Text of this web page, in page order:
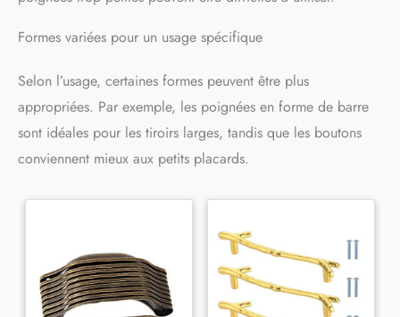
Formes variées pour un usage spécifique
Selon l’usage, certaines formes peuvent être plus
appropriées. Par exemple, les poignées en forme de barre
sont idéales pour les tiroirs larges, tandis que les boutons
conviennent mieux aux petits placards.